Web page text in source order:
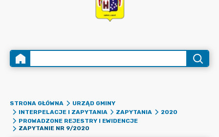
STRONA GŁÓWNA
URZĄD GMINY
INTERPELACJE I ZAPYTANIA
ZAPYTANIA
2020
PROWADZONE REJESTRY I EWIDENCJE
ZAPYTANIE NR 9/2020